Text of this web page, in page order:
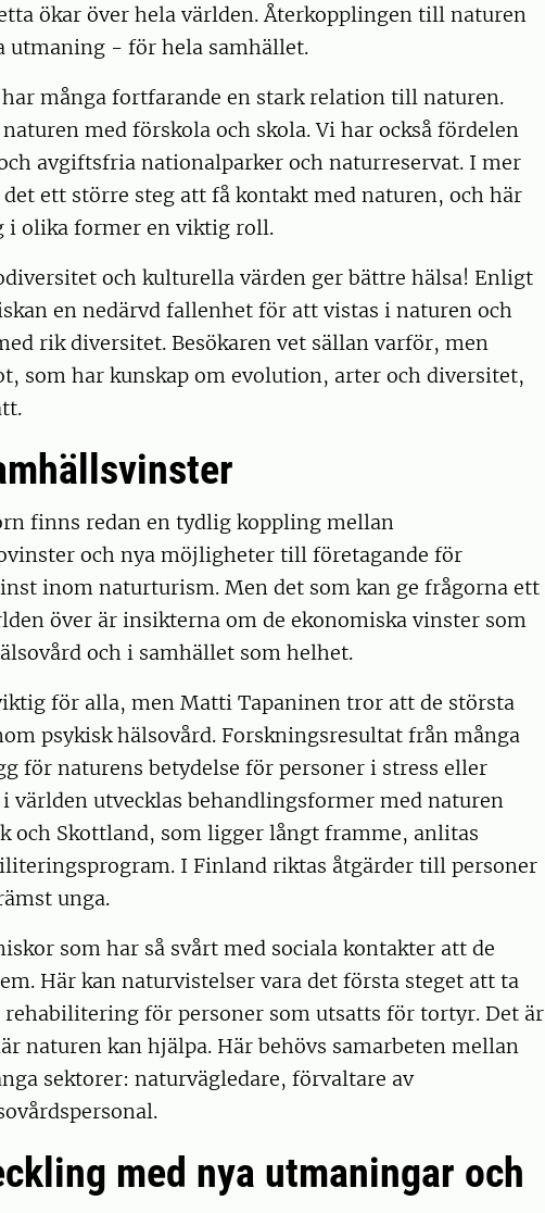
ökar över hela världen. Återkopplingen till naturen
utmaning - för hela samhället.
många fortfarande en stark relation till naturen.
med förskola och skola. Vi har också fördelen
avgiftsfria nationalparker och naturreservat. I mer
ett större steg att få kontakt med naturen, och här
i olika former en viktig roll.
och kulturella värden ger bättre hälsa! Enligt
en nedärvd fallenhet för att vistas i naturen och
rik diversitet. Besökaren vet sällan varför, men
som har kunskap om evolution, arter och diversitet,
finns redan en tydlig koppling mellan
och nya möjligheter till företagande för
inom naturturism. Men det som kan ge frågorna ett
över är insikterna om de ekonomiska vinster som
och i samhället som helhet.
för alla, men Matti Tapaninen tror att de största
psykisk hälsovård. Forskningsresultat från många
för naturens betydelse för personer i stress eller
världen utvecklas behandlingsformer med naturen
och Skottland, som ligger långt framme, anlitas
I Finland riktas åtgärder till personer
unga.
som har så svårt med sociala kontakter att de
Här kan naturvistelser vara det första steget att ta
rehabilitering för personer som utsatts för tortyr. Det är
naturen kan hjälpa. Här behövs samarbeten mellan
sektorer: naturvägledare, förvaltare av
med nya utmaningar och